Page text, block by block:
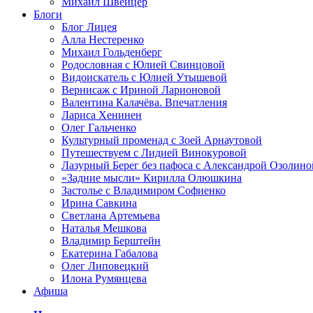
Блоги
Блог Лицея
Алла Нестеренко
Михаил Гольденберг
Родословная с Юлией Свинцовой
Видоискатель с Юлией Утышевой
Вернисаж с Ириной Ларионовой
Валентина Калачёва. Впечатления
Лариса Хенинен
Олег Гальченко
Культурный променад с Зоей Арнаутовой
Путешествуем с Лидией Винокуровой
Лазурный Берег без пафоса с Александрой
«Задние мысли» Кирилла Олюшкина
Застолье с Владимиром Софиенко
Ирина Савкина
Светлана Артемьева
Наталья Мешкова
Владимир Берштейн
Екатерина Габалова
Олег Липовецкий
Илона Румянцева
Афиша